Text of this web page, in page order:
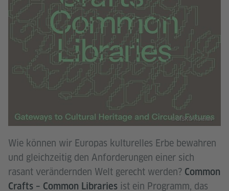
© DISKO Kolektiv
Wie können wir Europas kulturelles Erbe bewahren
und gleichzeitig den Anforderungen einer sich
rasant verändernden Welt gerecht werden? Common
Crafts – Common Libraries ist ein Programm, das